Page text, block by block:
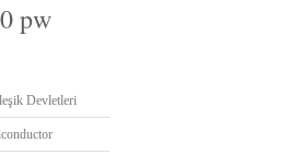
pw
Devletleri